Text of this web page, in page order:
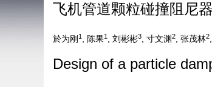
飞机管道颗粒碰撞阻尼
於为刚 1 , 陈果1 , 刘彬彬3, 寸文渊2, 张茂林2
Design of a particle